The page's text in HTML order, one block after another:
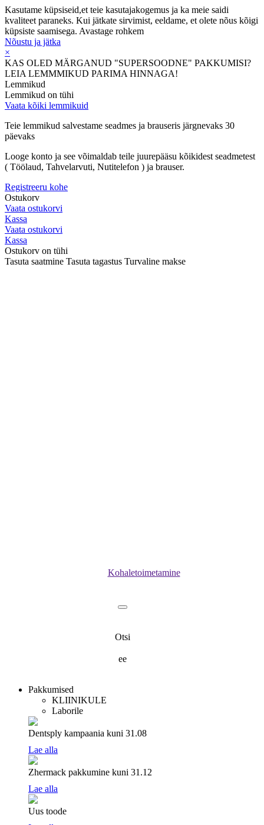
Kasutame küpsiseid,et teie kasutajakogemus ja ka meie saidi
kvaliteet paraneks. Kui jätkate sirvimist, eeldame, et olete nõus kõigi
küpsiste saamisega. Avastage rohkem
Nõustu ja jätka
×
KAS OLED MÄRGANUD "SUPERSOODNE" PAKKUMISI?
LEIA LEMMMIKUD PARIMA HINNAGA!
Lemmikud
Lemmikud on tühi
Vaata kõiki lemmikuid
Teie lemmikud salvestame seadmes ja brauseris järgnevaks 30
päevaks
Looge konto ja see võimaldab teile juurepääsu kõikidest seadmetest
( Töölaud, Tahvelarvuti, Nutitelefon ) ja brauser.
Registreeru kohe
Ostukorv
Vaata ostukorvi
Kassa
Vaata ostukorvi
Kassa
Ostukorv on tühi
Tasuta saatmine Tasuta tagastus Turvaline makse
Kohaletoimetamine
Otsi
ee
Pakkumised
KLIINIKULE
Laborile
Dentsply kampaania kuni 31.08
Lae alla
Zhermack pakkumine kuni 31.12
Lae alla
Uus toode